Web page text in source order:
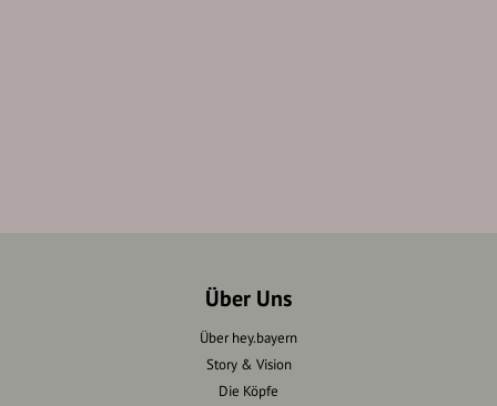
Über Uns
Über hey.bayern
Story & Vision
Die Köpfe